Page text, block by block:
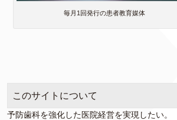
毎月1回発行の患者教育媒体
このサイトについて
予防歯科を強化した医院経営を実現したい。